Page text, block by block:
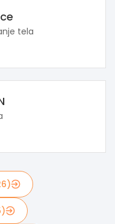
tela